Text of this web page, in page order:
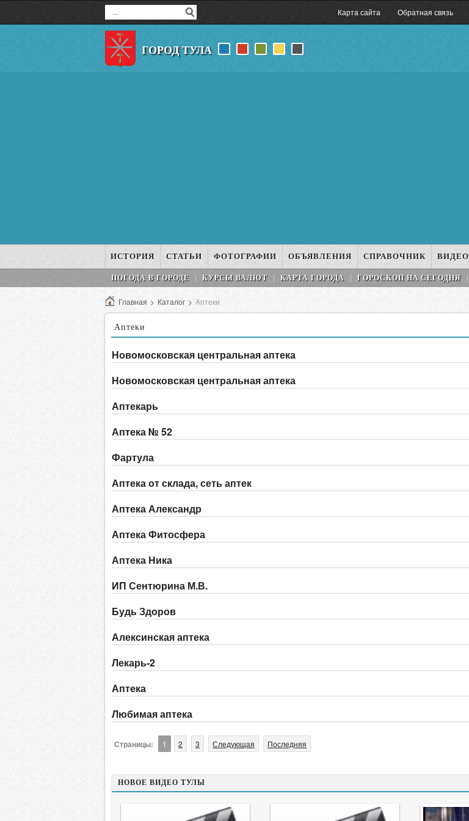
Карта сайта Обратная связь
ГОРОД ТУЛА
ИСТОРИЯ СТАТЬИ ФОТОГРАФИИ ОБЪЯВЛЕНИЯ СПРАВОЧНИК ВИДЕО
ПОГОДА В ГОРОДЕ КУРСЫ ВАЛЮТ КАРТА ГОРОДА ГОРОСКОП НA СEГОДНЯ
Главная > Каталог > Аптеки
Аптеки
Новомосковская центральная аптека
Новомосковская центральная аптека
Аптекарь
Аптека № 52
Фартула
Аптека от склада, сеть аптек
Аптека Александр
Аптека Фитосфера
Аптека Ника
ИП Сентюрина М.В.
Будь Здоров
Алексинская аптека
Лекарь-2
Аптека
Любимая аптека
Страницы: 1 2 3 Следующая Последняя
НОВОЕ ВИДЕО ТУЛЫ